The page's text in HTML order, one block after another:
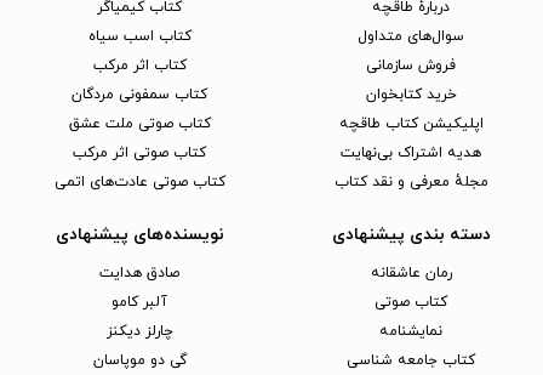
دربارهٔ طاقچه
سوال‌های متداول
فروش سازمانی
خرید کتابخوان
اپلیکیشن کتاب طاقچه
هدیه اشتراک بی‌نهایت
مجلهٔ معرفی و نقد کتاب
کتاب کیمیاگر
کتاب اسب سیاه
کتاب اثر مرکب
کتاب سمفونی مردگان
کتاب صوتی ملت عشق
کتاب صوتی اثر مرکب
کتاب صوتی عادت‌های اتمی
دسته بندی پیشنهادی
رمان عاشقانه
کتاب‌ صوتی
نمایشنامه
کتاب جامعه شناسی
نویسنده‌های پیشنهادی
صادق هدایت
آلبر کامو
چارلز دیکنز
گی دو موپاسان